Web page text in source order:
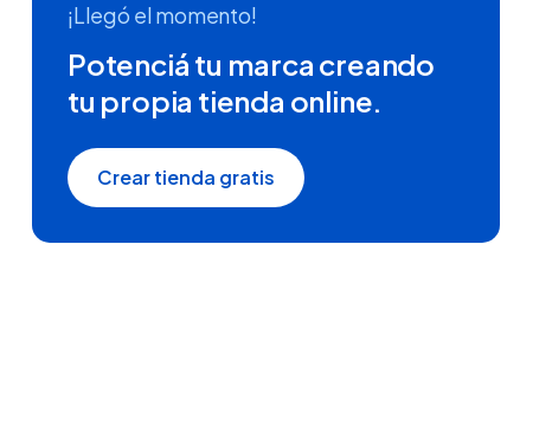
¡Llegó el momento!
Potenciá tu marca creando
tu propia tienda online.
Crear tienda gratis